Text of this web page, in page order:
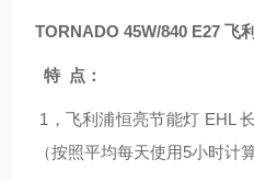
TORNADO 45W/840 E27 飞
特 点：
1，飞利浦恒亮节能灯 EHL
（按照平均每天使用5小时计